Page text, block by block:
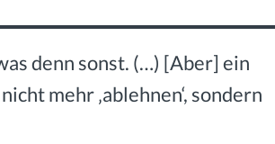
denn sonst. (…) [Aber] ein
mehr ‚ablehnen‘, sondern